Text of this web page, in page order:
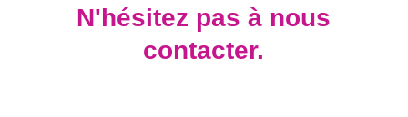
N'hésitez pas à nous
contacter.